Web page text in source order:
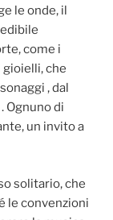
le onde, il
come i
gioielli, che
, dal
Ognuno di
un invito a
solitario, che
le convenzioni